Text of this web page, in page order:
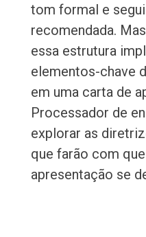
tom formal e
recomendada.
essa estrutura
elementos-chave
em uma carta de
Processador de
explorar as
que farão com
apresentação se